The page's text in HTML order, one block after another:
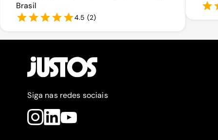
Brasil
4.5 (2)
Siga nas redes sociais